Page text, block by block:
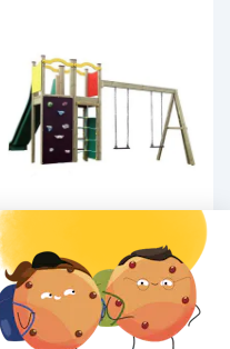
Jeu structure avec
portique intégré
4 589,00 €HT